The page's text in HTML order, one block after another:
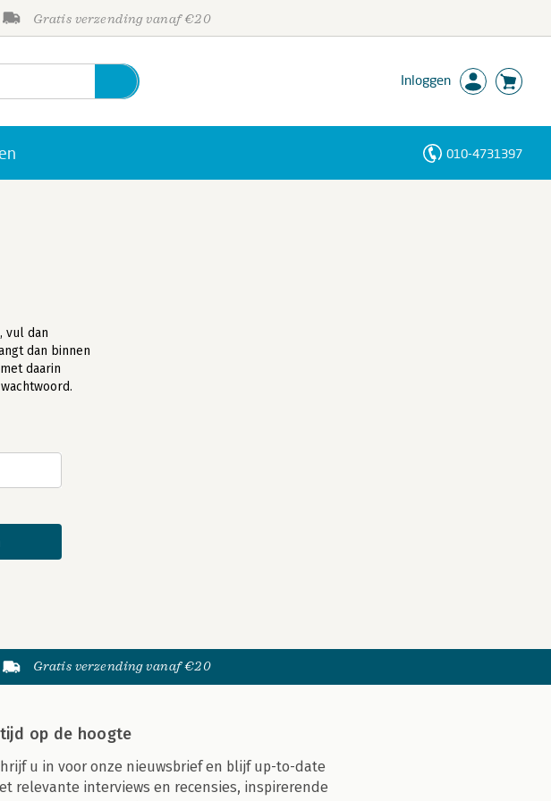
Gratis verzending vanaf €20
Inloggen
010-4731397
vul dan
dan binnen
daarin
Gratis verzending vanaf €20
op de hoogte
u in voor onze nieuwsbrief en blijf up-to-date
relevante interviews en recensies, inspirerende
Personen